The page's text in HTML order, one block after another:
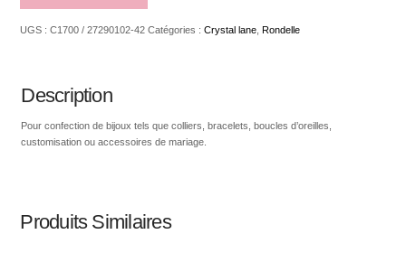
x
Purple
UGS :C1700 / 27290102-42 Catégories :Crystal lane Rondelle
Description
Pour confection de bijoux tels que colliers, bracelets, boucles d’oreilles,
customisation ou accessoires de mariage.
Produits Similaires